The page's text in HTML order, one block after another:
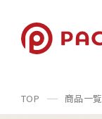
TOP 商品一覧